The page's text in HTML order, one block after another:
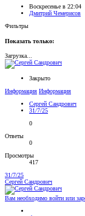
Воскресенье в 22:04
Дмитрий Чемерисов
Фильтры
Показать только:
Загрузка...
Закрыто
Информация Информация
Сергей Сандрович
31/7/25
0
Ответы
0
Просмотры
417
31/7/25
Сергей Сандрович
Вам необходимо войти или